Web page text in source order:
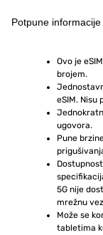
Potpune
Ovo je
brojem.
eSIM.
ugovora.
Pune
5G nije
mrežnu
Može se
tabletima